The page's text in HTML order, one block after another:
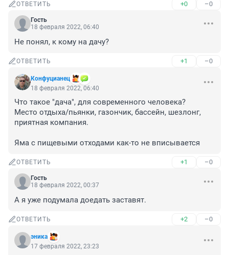
ОТВЕТИТЬ +0 –0
Гость
18 февраля 2022, 06:40
Не понял, к кому на дачу?
ОТВЕТИТЬ +1 –0
Конфуцианец
18 февраля 2022, 06:40
Что такое "дача", для современного человека?
Место отдыха/пьянки, газончик, бассейн, шезлонг,
приятная компания.
Яма с пищевыми отходами как-то не вписывается
ОТВЕТИТЬ +1 –0
Гость
18 февраля 2022, 00:37
А я уже подумала доедать заставят.
ОТВЕТИТЬ +2 –0
эника
17 февраля 2022, 23:23